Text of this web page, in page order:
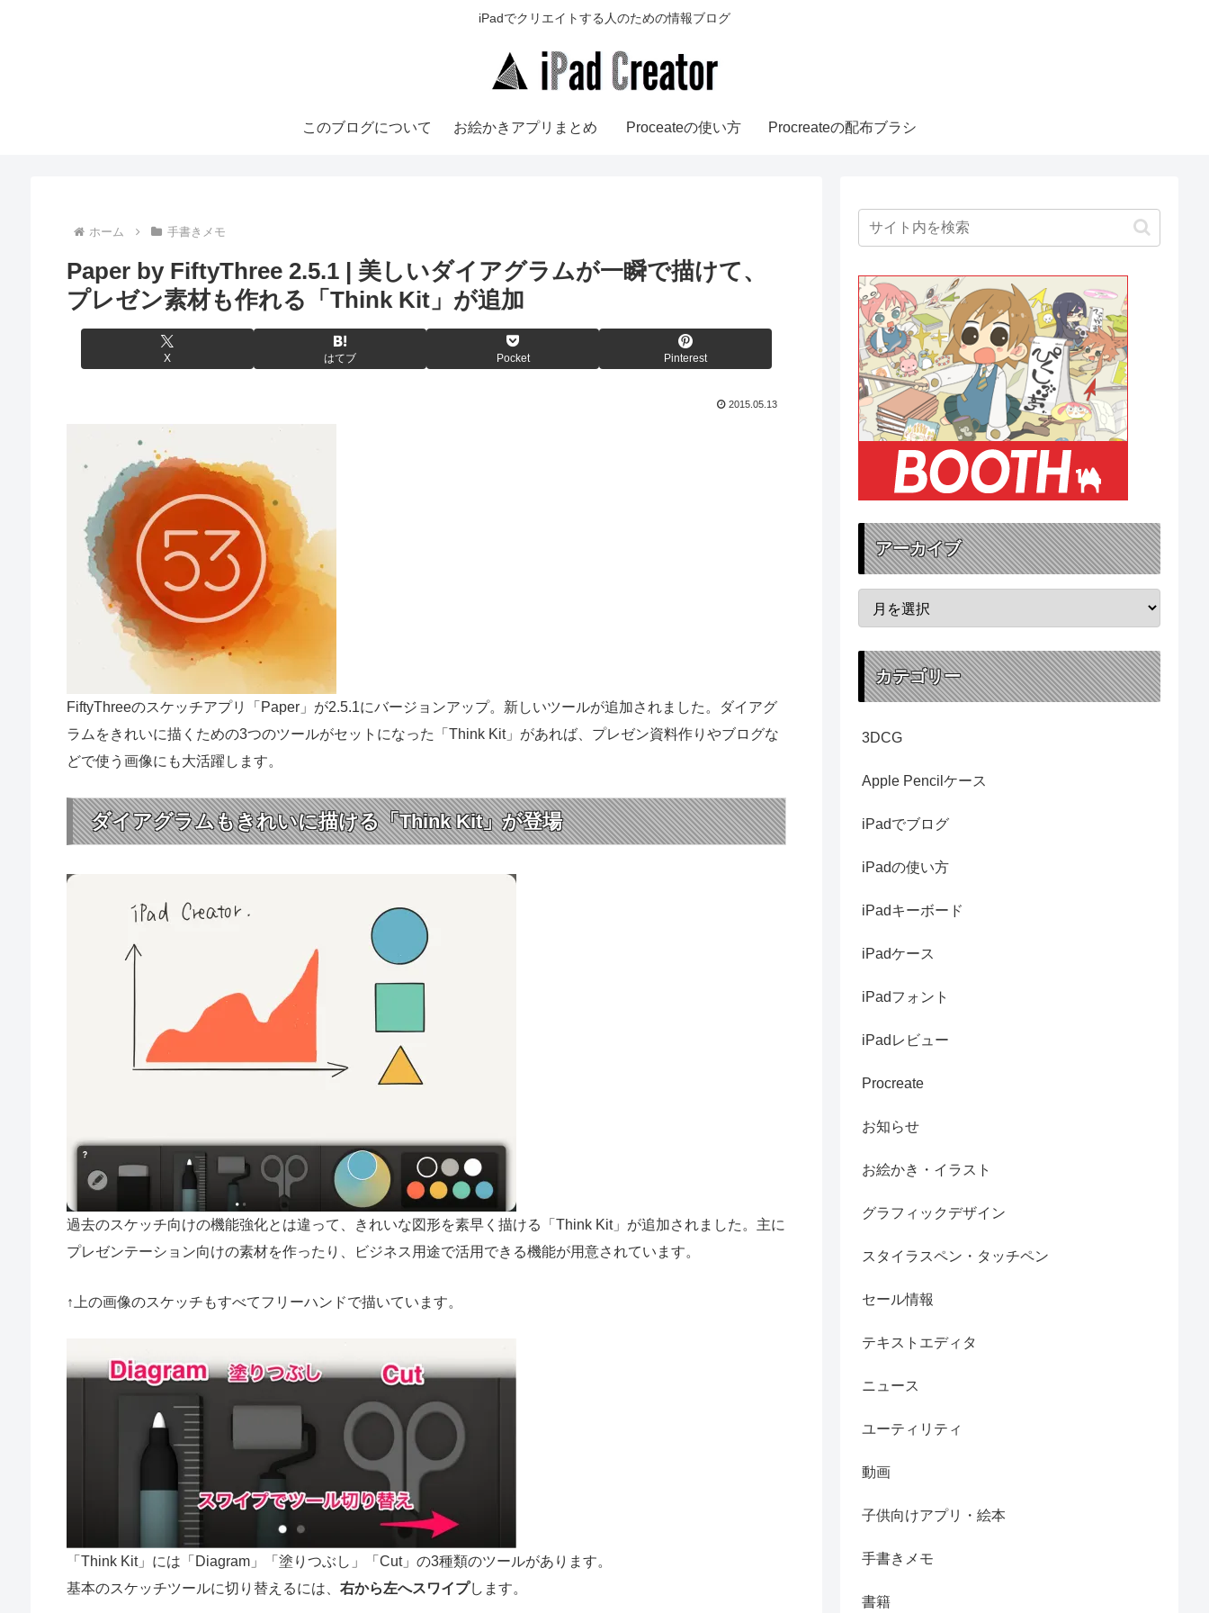
iPadでクリエイトする人のための情報ブログ
このブログについて お絵かきアプリまとめ Proceateの使い方 Procreateの配布ブラシ
ホーム 手書きメモ
Paper by FiftyThree 2.5.1 | 美しいダイアグラムが一瞬で描けて、
プレゼン素材も作れる「Think Kit」が追加
X はてブ Pocket Pinterest
2015.05.13
FiftyThreeのスケッチアプリ「Paper」が2.5.1にバージョンアップ。新しいツールが追加されました。ダイアグ
ラムをきれいに描くための3つのツールがセットになった「Think Kit」があれば、プレゼン資料作りやブログな
どで使う画像にも大活躍します。
ダイアグラムもきれいに描ける「Think Kit」が登場
過去のスケッチ向けの機能強化とは違って、きれいな図形を素早く描ける「Think Kit」が追加されました。主に
プレゼンテーション向けの素材を作ったり、ビジネス用途で活用できる機能が用意されています。
↑上の画像のスケッチもすべてフリーハンドで描いています。
「Think Kit」には「Diagram」「塗りつぶし」「Cut」の3種類のツールがあります。
基本のスケッチツールに切り替えるには、 右から左へスワイプします。
アーカイブ
カテゴリー
3DCG
Apple Pencilケース
iPadでブログ
iPadの使い方
iPadキーボード
iPadケース
iPadフォント
iPadレビュー
Procreate
お知らせ
お絵かき・イラスト
グラフィックデザイン
スタイラスペン・タッチペン
セール情報
テキストエディタ
ニュース
ユーティリティ
動画
子供向けアプリ・絵本
手書きメモ
書籍